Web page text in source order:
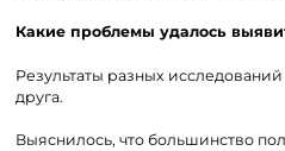
Какие проблемы удалось
Результаты разных
друга.
Выяснилось, что большинство